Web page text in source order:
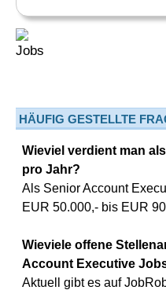
HÄUFIG GESTELLTE
Wieviel verdient man
pro Jahr?
Als Senior Account
EUR 50.000,- bis EUR
Wieviele offene
Account Executive
Aktuell gibt es auf